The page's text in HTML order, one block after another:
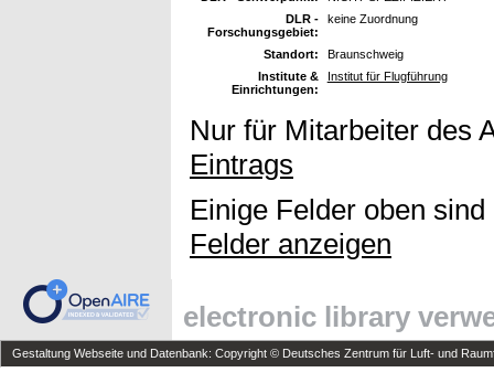
DLR -
Forschungsgebiet:
keine Zuordnung
Standort:
Braunschweig
Institute &
Einrichtungen:
Institut für Flugführung
Nur für Mitarbeiter des
Eintrags
Einige Felder oben
Felder anzeigen
electronic library
Gestaltung Webseite und Datenbank: Copyright © Deutsches Zentrum für Luft- und